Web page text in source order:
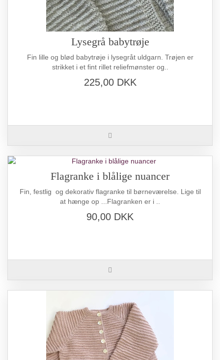
Lysegrå babytrøje
Fin lille og blød babytrøje i lysegråt uldgarn. Trøjen er
strikket i et fint rillet reliefmønster og..
225,00 DKK
Flagranke i blålige nuancer
Fin, festlig og dekorativ flagranke til børneværelse. Lige til
at hænge op ...Flagranken er i ..
90,00 DKK